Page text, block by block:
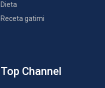
Dieta
Receta gatimi
Top Channel